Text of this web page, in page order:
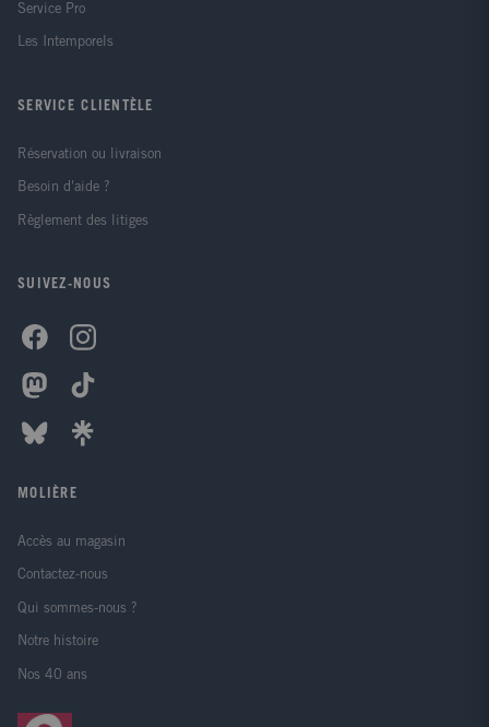
Service Pro
Les Intemporels
SERVICE CLIENTÈLE
Réservation ou livraison
Besoin d'aide ?
Règlement des litiges
SUIVEZ-NOUS
MOLIÈRE
Accès au magasin
Contactez-nous
Qui sommes-nous ?
Notre histoire
Nos 40 ans